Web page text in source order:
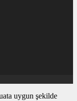
uygun şekilde